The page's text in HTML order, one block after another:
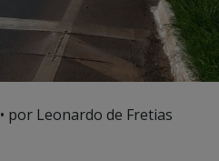
• por Leonardo de Fretias